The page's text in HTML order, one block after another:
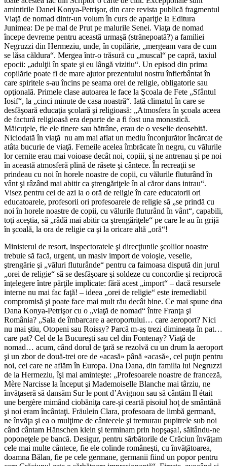
amintirile Danei Konya-Petrişor, din care revista publică fragmentul
Viaţă de nomad dintr-un volum în curs de apariţie la Editura
Junimea: De pe mal de Prut pe malurile Senei. Viaţa de nomad
începe devreme pentru această urmaşă (strănepoată?) a familiei
Negruzzi din Hermeziu, unde, în copilărie, „mergeam vara de cum
se lăsa căldura“. Mergea într-o trăsură cu „muscal“ pe capră, taxiul
epocii: „adulţii în spate şi eu lângă vizitiu“. Un episod din prima
copilărie poate fi de mare ajutor prezentului nostru înfierbântat în
care spiritele s-au încins pe seama orei de religie, obligatorie sau
opţională. Primele clase autoarea le face la Şcoala de Fete „Sfântul
Iosif“, la „cinci minute de casa noastră“. Iată climatul în care se
desfăşoară educaţia şcolară şi religioasă: „Atmosfera în şcoala aceea
de factură religioasă era departe de a fi fost una monastică.
Măicuţele, fie ele tinere sau bătrâne, erau de o veselie deosebită.
Niciodată în viaţă nu am mai aflat un mediu înconjurător încărcat de
atâta bucurie de viaţă. Femeile acelea îmbrăcate în negru, cu vălurile
lor cernite erau mai voioase decât noi, copiii, şi ne antrenau şi pe noi
în această atmosferă plină de râsete şi cântece. În recreaţii se
prindeau cu noi în horele noastre de copii, cu vălurile fluturând în
vânt şi râzând mai abitir ca ştrengăriţele în al căror dans intrau“.
Visez pentru cei de azi la o oră de religie în care educatorii ori
educatoarele, profesorii ori profesoarele de religie să „se prindă cu
noi în horele noastre de copii, cu vălurile fluturând în vânt“, capabili,
toţi aceştia, să „râdă mai abitir ca ştrengăriţele“ pe care le au în grijă
în şcoală, la ora de religie ca şi la oricare altă „oră“!
Ministerul de resort, inspectoratele şi direcţiunile şcolilor noastre
trebuie să facă, urgent, un masiv import de voioşie, veselie,
ştrengărie şi „văluri fluturânde“ pentru ca faimoasa dispută din jurul
„orei de religie“ să se desfăşoare şi soldeze cu concordie şi reciprocă
înţelegere între părţile implicate: fără acest „import“ – dacă resursele
interne nu mai fac faţă! – ideea „orei de religie“ este iremediabil
compromisă şi poate face mai mult rău decât bine. Ce mai spune dna
Dana Konya-Petrişor cu o „viaţă de nomad“ între Franţa şi
România? „Sala de îmbarcare a aeroportului… care aeroport? Nici
nu mai ştiu, Otopeni sau Roissy? Parcă m-aş trezi dimineaţa în pat…
care pat? Cel de la Bucureşti sau cel din Fontenay? Viaţă de
nomad… acum, când dorul de ţară se rezolvă cu un drum la aeroport
şi un zbor de două-trei ore de «acasă» până «acasă», cel puţin pentru
noi, cei care ne aflăm în Europa. Dna Dana, din familia lui Negruzzi
de la Hermeziu, îşi mai aminteşte: „Profesoarele noastre de franceză,
Mère Narcisse la început şi Mademoiselle Blanche mai târziu, ne
învăţaseră să dansăm Sur le pont d’Avignon sau să cântăm Il était
une bergère mimând ciobăniţa care-şi ceartă pisoiul hoţ de smântână
şi noi eram încântaţi. Fräulein Clara, profesoara de limbă germană,
ne învăţa şi ea o mulţime de cântecele şi tremurau pupitrele sub noi
când cântam Hänschen klein şi terminam prin hopşaşa!, săltându-ne
poponeţele pe bancă. Desigur, pentru sărbătorile de Crăciun învăţam
cele mai multe cântece, fie ele colinde româneşti, cu învăţătoarea,
doamna Bălan, fie pe cele germane, germanii fiind un popor pentru